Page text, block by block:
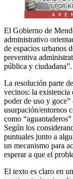
El Gobierno de
administrativo
de espacios urbanos
preventiva
pública y ciudadana”.
La resolución parte
vecinos: la existencia
poder de uso y
usurpación/entornos
como
Según los
puntuales junto a
un mecanismo para
esperar a que el
El texto es claro en